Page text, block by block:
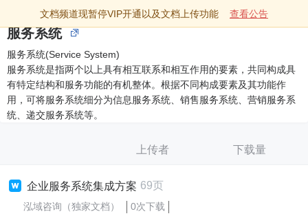
文档频道现暂停VIP开通以及文档上传功能 查看公告
服务系统
服务系统(Service System)
服务系统是指两个以上具有相互联系和相互作用的要素，共同构成具
有特定结构和服务功能的有机整体。根据不同构成要素及其功能作
用，可将服务系统细分为信息服务系统、销售服务系统、营销服务系
统、递交服务系统等。
上传者 下载量
企业服务系统集成方案 69页
泓域咨询（独家文档） 0次下载